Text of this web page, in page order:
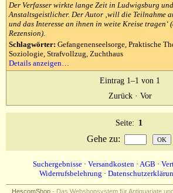
Der Verfasser wirkte lange Zeit in Ludwigsburg
Anstaltsgeistlicher. Der Autor ‚will die Teilnahme
und das Interesse an ihnen in weite Kreise tragen‘
Rezension).
Schlagwörter: Gefangenenseelsorge, Praktische
Soziologie, Strafvollzug, Zuchthaus
Details anzeigen…
Eintrag 1–1 von 1
Zurück· Vor
Seite: 1
Gehe zu:
Suchergebnisse · Versandkosten · AGB ·
Widerrufsbelehrung ·
HescomShop - Das Webshopsystem für Antiquariate